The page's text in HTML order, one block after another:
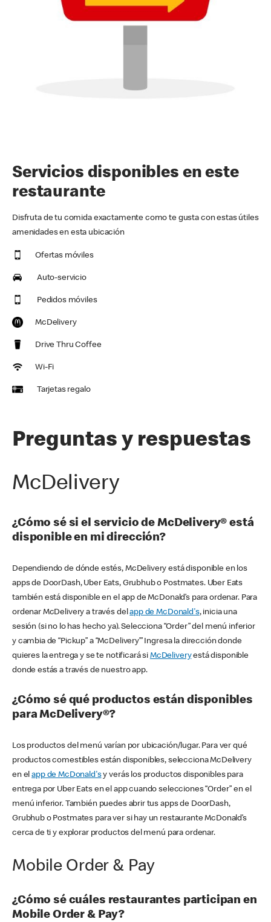
Servicios disponibles en este
restaurante
Disfruta de tu comida exactamente como te gusta con estas útiles
amenidades en esta ubicación
Ofertas móviles
Auto-servicio
Pedidos móviles
McDelivery
Drive Thru Coffee
Wi-Fi
Tarjetas regalo
Preguntas y respuestas
McDelivery
¿Cómo sé si el servicio de McDelivery® está
disponible en mi dirección?
Dependiendo de dónde estés, McDelivery está disponible en los
apps de DoorDash, Uber Eats, Grubhub o Postmates. Uber Eats
también está disponible en el app de McDonald’s para ordenar. Para
ordenar McDelivery a través delapp de McDonald's, inicia una
sesión (si no lo has hecho ya). Selecciona “Order” del menú inferior
y cambia de “Pickup” a “McDelivery’” Ingresa la dirección donde
quieres la entrega y se te notificará si McDeliveryestá disponible
donde estás a través de nuestro app.
¿Cómo sé qué productos están disponibles
para McDelivery®?
Los productos del menú varían por ubicación/lugar. Para ver qué
productos comestibles están disponibles, selecciona McDelivery
en elapp de McDonald'sy verás los productos disponibles para
entrega por Uber Eats en el app cuando selecciones “Order” en el
menú inferior. También puedes abrir tus apps de DoorDash,
Grubhub o Postmates para ver si hay un restaurante McDonald’s
cerca de ti y explorar productos del menú para ordenar.
Mobile Order & Pay
¿Cómo sé cuáles restaurantes participan en
Mobile Order & Pay?